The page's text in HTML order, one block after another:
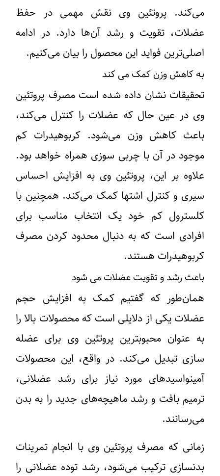
می‌کند. پروتئین وی نقش مهمی در حفظ
عضلات، تقویت و رشد آن‌ها دارد.‌ در ادامه
اصلی‌ترین فواید این محصول را بیان می‌کنیم.
به کاهش وزن کمک می کند
تحقیقات نشان داده شده است مصرف پروتئین
وی در عین حال که عضلات را کنترل می‌کند،
باعث کاهش وزن می‌شود. کربوهیدرات کم
موجود در آن با چربی سوزی همراه خواهد بود.
علاوه بر این، پروتئین وی به افزایش احساس
سیری و کنترل اشتها کمک می‌کند. همچنین با
کلسترول کم خود یک انتخاب مناسب برای
افرادی است که به دنبال محدود کردن مصرف
کربوهیدرات هستند.
باعث رشد و تقویت عضلات می شود
همان‌طور که گفتیم کمک به افزایش حجم
عضلات یکی از دلایلی است که محصولات بالا را
به عنوان محبوبترین پروتئین وی برای عضله
سازی تبدیل می‌کند. در واقع، این محصولات
آمینواسیدهای مورد نیاز برای رشد عضلانی،
ترمیم بافت و رشد ماهیچه‌های جدید را به بدن
می‌رسانند.
زمانی که مصرف پروتئین وی با انجام تمرینات
بدنسازی ترکیب می‌شود، رشد توده عضلانی را